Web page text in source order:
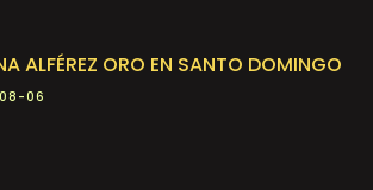
ALFÉREZ ORO EN SANTO DOMINGO
06